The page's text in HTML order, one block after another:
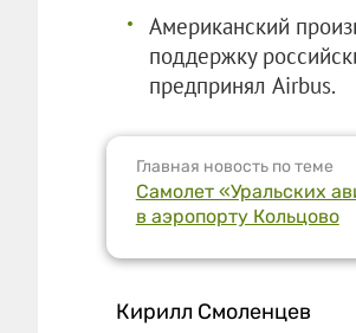
Американский
поддержку
предпринял Airbus.
Главная новость по теме
Самолет «Уральских
в аэропорту Кольцово
Кирилл Смоленцев